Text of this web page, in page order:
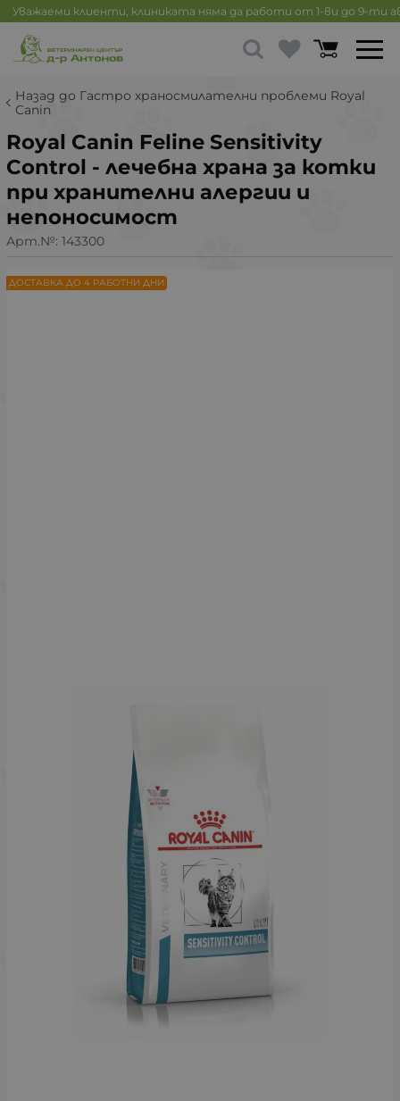
Уважаеми клиенти, клиниката няма да работи от 1-ви до 9-ти
Назад до Гастро храносмилателни проблеми Royal
Canin
Royal Canin Feline Sensitivity
Control - лечебна храна за котки
при хранителни алергии и
непоносимост
Арт.№: 143300
ДОСТАВКА ДО 4 РАБОТНИ ДНИ